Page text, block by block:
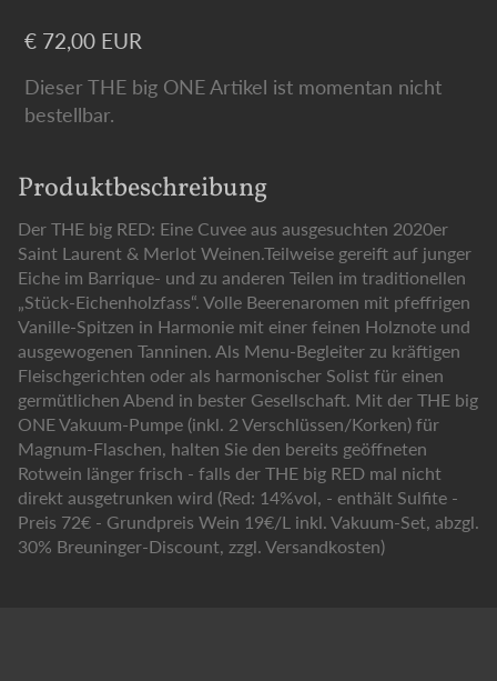
€ 72,00 EUR
Dieser THE big ONE Artikel ist momentan nicht
bestellbar.
Produktbeschreibung
Der THE big RED: Eine Cuvee aus ausgesuchten 2020er
Saint Laurent & Merlot Weinen.Teilweise gereift auf junger
Eiche im Barrique- und zu anderen Teilen im traditionellen
„Stück-Eichenholzfass“. Volle Beerenaromen mit pfeffrigen
Vanille-Spitzen in Harmonie mit einer feinen Holznote und
ausgewogenen Tanninen. Als Menu-Begleiter zu kräftigen
Fleischgerichten oder als harmonischer Solist für einen
germütlichen Abend in bester Gesellschaft. Mit der THE big
ONE Vakuum-Pumpe (inkl. 2 Verschlüssen/Korken) für
Magnum-Flaschen, halten Sie den bereits geöffneten
Rotwein länger frisch - falls der THE big RED mal nicht
direkt ausgetrunken wird (Red: 14%vol, - enthält Sulfite -
Preis 72€ - Grundpreis Wein 19€/L inkl. Vakuum-Set, abzgl.
30% Breuninger-Discount, zzgl. Versandkosten)